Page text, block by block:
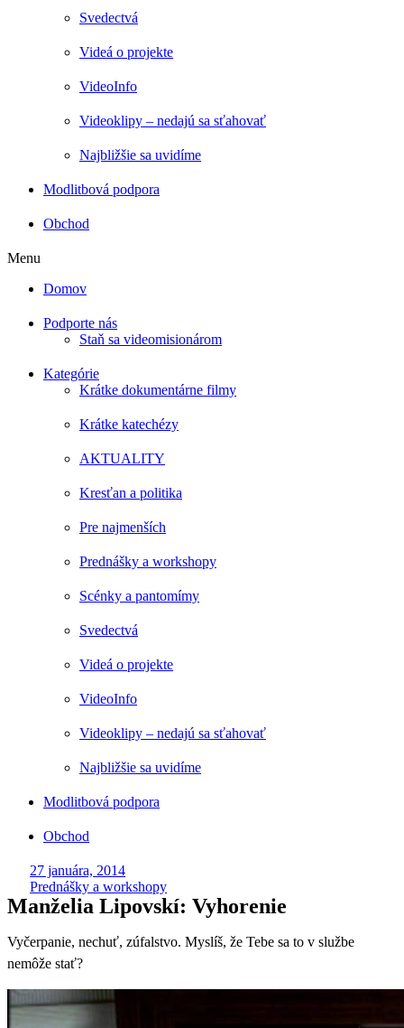
Svedectvá
Videá o projekte
VideoInfo
Videoklipy – nedajú sa sťahovať
Najbližšie sa uvidíme
Modlitbová podpora
Obchod
Menu
Domov
Podporte nás
Staň sa videomisionárom
Kategórie
Krátke dokumentárne filmy
Krátke katechézy
AKTUALITY
Kresťan a politika
Pre najmenších
Prednášky a workshopy
Scénky a pantomímy
Svedectvá
Videá o projekte
VideoInfo
Videoklipy – nedajú sa sťahovať
Najbližšie sa uvidíme
Modlitbová podpora
Obchod
27 januára, 2014
Prednášky a workshopy
Manželia Lipovskí: Vyhorenie
Vyčerpanie, nechuť, zúfalstvo. Myslíš, že Tebe sa to v službe
nemôže stať?